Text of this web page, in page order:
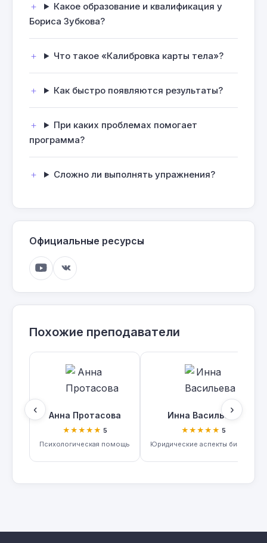
Какое образование и квалификация у
Бориса Зубкова?
Что такое «Калибровка карты тела»?
Как быстро появляются результаты?
При каких проблемах помогает
программа?
Сложно ли выполнять упражнения?
Официальные ресурсы
Похожие преподаватели
‹ Анна Протасова
★★★★★ 5
Психологическая помощь
Инна Васильева
★★★★★ 5
Юридические аспекты бизнеса
›